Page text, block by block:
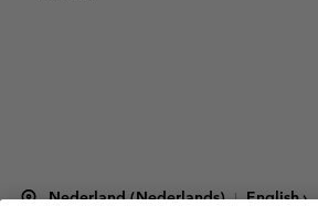
Nederland (Nederlands) | English ›